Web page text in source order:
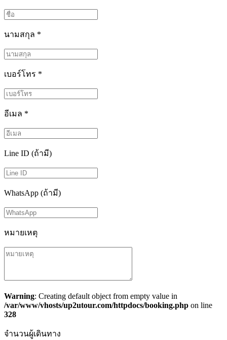
นามสกุล *
เบอร์โทร *
อีเมล *
Line ID (ถ้ามี)
WhatsApp (ถ้ามี)
หมายเหตุ
Warning: Creating default object from empty value in
/var/www/vhosts/up2utour.com/httpdocs/booking.php on line
328
จำนวนผู้เดินทาง